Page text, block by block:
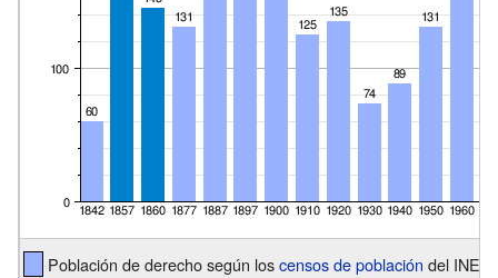
Población de derecho según loscensos de población del INE